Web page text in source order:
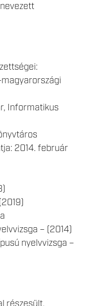
Informatikus
2014. február
– (2014)
nyelvvizsga –